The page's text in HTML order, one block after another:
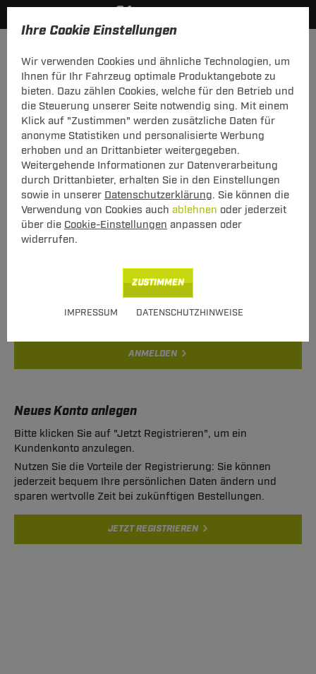
Ihre Cookie Einstellungen
Wir verwenden Cookies und ähnliche Technologien, um
Ihnen für Ihr Fahrzeug optimale Produktangebote zu
bieten. Dazu zählen Cookies, welche für den Betrieb und
die Steuerung unserer Seite notwendig sing. Mit einem
Klick auf "Zustimmen" werden zusätzliche Daten für
anonyme Statistiken und personalisierte Werbung
erhoben und an Drittanbieter weitergegeben.
Weitergehende Informationen zur Datenverarbeitung
durch Drittanbieter, erhalten Sie in den Einstellungen
sowie in unserer Datenschutzerklärung. Sie können die
Verwendung von Cookies auch ablehnen oder jederzeit
über die Cookie-Einstellungen anpassen oder
widerrufen.
IMPRESSUM DATENSCHUTZHINWEISE
ZUSTIMMEN
Mein Konto
Falls Sie schon Kunde bei uns sind, melden Sie sich bitte
hier mit Ihrer E-Mail-Adresse und Ihrem Passwort an.
Ich bin bereits Kunde
Bitte mit E-Mail-Adresse und Passwort hier anmelden.
E-Mail:
angemeldet bleiben
ANMELDEN
Neues Konto anlegen
Bitte klicken Sie auf "Jetzt Registrieren", um ein
Kundenkonto anzulegen.
Nutzen Sie die Vorteile der Registrierung: Sie können
jederzeit bequem Ihre persönlichen Daten ändern und
sparen wertvolle Zeit bei zukünftigen Bestellungen.
JETZT REGISTRIEREN